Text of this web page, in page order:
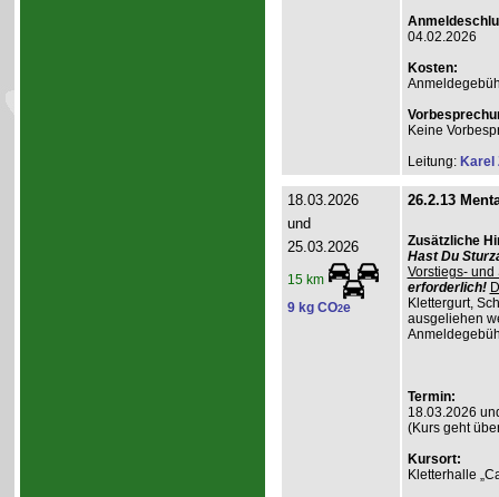
04.02.2026
Kosten:
Keine
Leitung: Karel
18.03.2026
und
25.03.2026
15 km
9 kg CO2e
26.2.13
Zusätzliche
Hast Du
Vorstiegs- und
erforderlich!
Klettergurt,
ausgeliehen
Termin:
18.03.2026
(Kurs geht
Kursort:
Kletterhalle